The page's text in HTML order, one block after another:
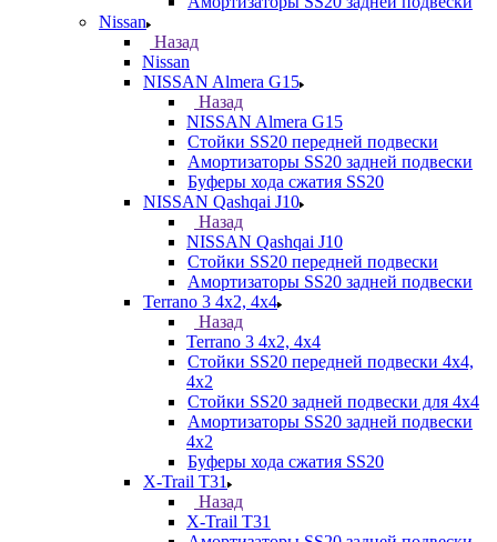
Nissan
Назад
Nissan
NISSAN Almera G15
Назад
NISSAN Almera G15
Стойки SS20 передней подвески
Амортизаторы SS20 задней подвески
Буферы хода сжатия SS20
NISSAN Qashqai J10
Назад
NISSAN Qashqai J10
Стойки SS20 передней подвески
Амортизаторы SS20 задней подвески
Terrano 3 4х2, 4х4
Назад
Terrano 3 4х2, 4х4
Стойки SS20 передней подвески 4х4,
4x2
Стойки SS20 задней подвески для 4х4
Амортизаторы SS20 задней подвески
4х2
Буферы хода сжатия SS20
X-Trail T31
Назад
X-Trail T31